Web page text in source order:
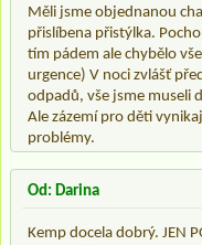
Měli jsme objednanou
přislíbena přistýlka.
tím pádem ale chybělo
urgence) V noci zvlášť
odpadů, vše jsme museli
Ale zázemí pro děti
problémy.
Od: Darina
Kemp docela dobrý. JEN